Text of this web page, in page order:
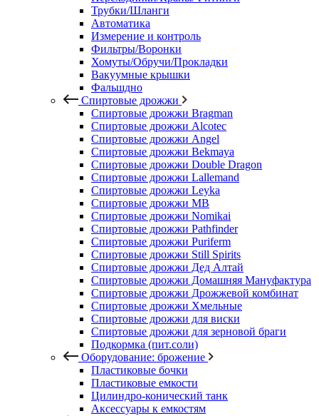
Трубки/Шланги
Автоматика
Измерение и контроль
Фильтры/Воронки
Хомуты/Обручи/Прокладки
Вакуумные крышки
Фальшдно
Спиртовые дрожжи
Спиртовые дрожжи Bragman
Спиртовые дрожжи Alcotec
Спиртовые дрожжи Angel
Спиртовые дрожжи Bekmaya
Спиртовые дрожжи Double Dragon
Спиртовые дрожжи Lallemand
Спиртовые дрожжи Leyka
Спиртовые дрожжи MB
Спиртовые дрожжи Nomikai
Спиртовые дрожжи Pathfinder
Спиртовые дрожжи Puriferm
Спиртовые дрожжи Still Spirits
Спиртовые дрожжи Дед Алтай
Спиртовые дрожжи Домашняя Мануфактура
Спиртовые дрожжи Дрожжевой комбинат
Спиртовые дрожжи Хмельные
Спиртовые дрожжи для виски
Спиртовые дрожжи для зерновой браги
Подкормка (пит.соли)
Оборудование: брожение
Пластиковые бочки
Пластиковые емкости
Цилиндро-конический танк
Аксессуары к емкостям